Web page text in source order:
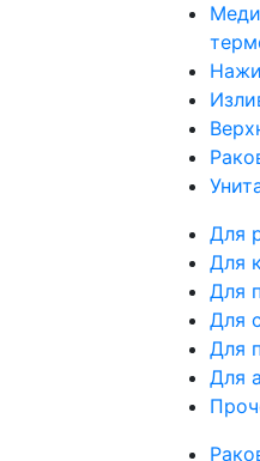
Для
Для
Для
Для
Для
Для